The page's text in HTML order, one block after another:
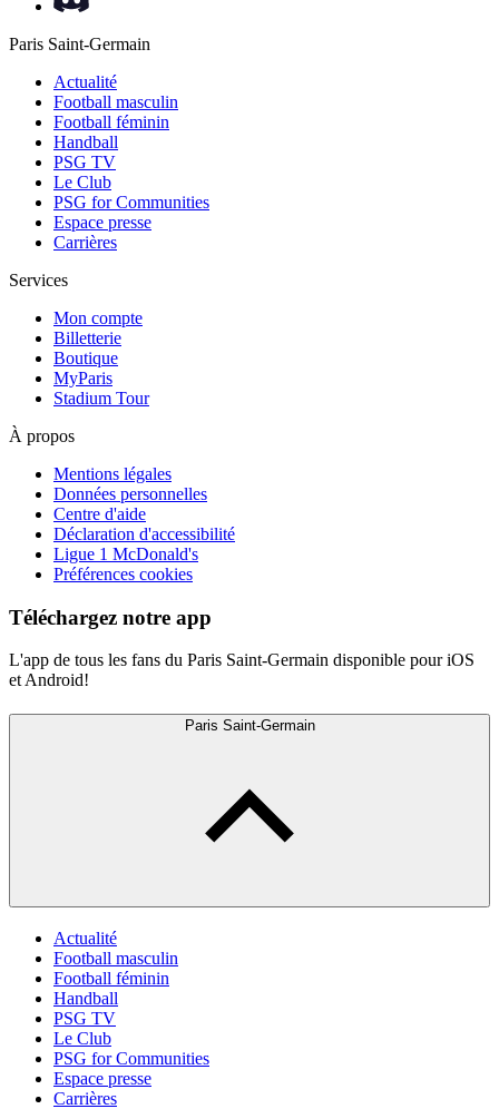
Paris Saint-Germain
Actualité
Football masculin
Football féminin
Handball
PSG TV
Le Club
PSG for Communities
Espace presse
Carrières
Services
Mon compte
Billetterie
Boutique
MyParis
Stadium Tour
À propos
Mentions légales
Données personnelles
Centre d'aide
Déclaration d'accessibilité
Ligue 1 McDonald's
Préférences cookies
Téléchargez notre app
L'app de tous les fans du Paris Saint-Germain disponible pour iOS
et Android!
Paris Saint-Germain
Actualité
Football masculin
Football féminin
Handball
PSG TV
Le Club
PSG for Communities
Espace presse
Carrières